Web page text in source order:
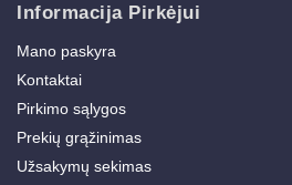
Informacija Pirkėjui
Mano paskyra
Kontaktai
Pirkimo sąlygos
Prekių grąžinimas
Užsakymų sekimas